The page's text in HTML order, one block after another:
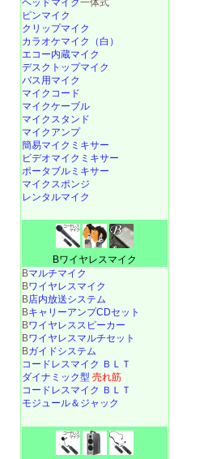
ヘッドマイク一体式
ピンマイク
クリップマイク
カラオケマイク（白）
エコー内蔵マイク
デスクトップマイク
バス用マイク
マイクコード
マイクケーブル
マイクスタンド
マイクアンプ
簡易マイクミキサー
ビデオマイクミキサー
ポータブルミキサー
マイクスポンジ
レンタルマイク
Bワイヤレスマイク
Bマルチマイク
Bワイヤレスマイク
B店内放送システム
BキャリーアンプCDセット
Bワイヤレススピーカー
Bワイヤレスマルチセット
Bガイドシステム
コードレスマイク ＢＬＴ
ダイナミック型 売れ筋
コードレスマイク ＢＬＴ
モジュール＆ジャック